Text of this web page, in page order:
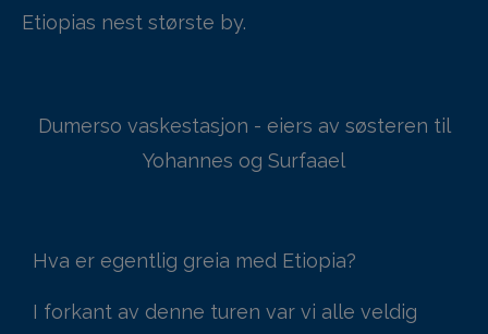
Etiopias nest største by.
Dumerso vaskestasjon - eiers av søsteren til
Yohannes og Surfaael
Hva er egentlig greia med Etiopia?
I forkant av denne turen var vi alle veldig